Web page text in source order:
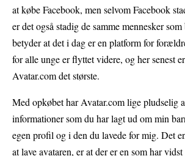
at købe Facebook, men selvom Facebook
er det også stadig de samme mennesker
betyder at det i dag er en platform for
for alle unge er flyttet videre, og her senest
Avatar.com det største.
Med opkøbet har Avatar.com lige pludselig
informationer som du har lagt ud om min
egen profil og i den du lavede for mig. Det
at lave avataren, er at der er en som har vidst